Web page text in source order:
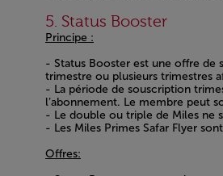
Open in a new window
5. Status Booster
Principe :
- Status Booster est une offre de
trimestre ou plusieurs trimestres
- La période de souscription
l’abonnement. Le membre peut
- Le double ou triple de Miles ne
- Les Miles Primes Safar Flyer
Offres: